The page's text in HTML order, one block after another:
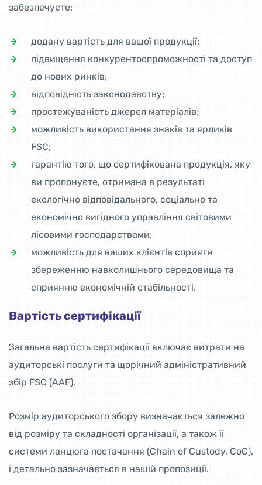
забезпечуєте:
додану вартість для вашої продукції;
підвищення конкурентоспроможності та доступ
до нових ринків;
відповідність законодавству;
простежуваність джерел матеріалів;
можливість використання знаків та ярликів
FSC;
гарантію того, що сертифікована продукція, яку
ви пропонуєте, отримана в результаті
екологічно відповідального, соціально та
економічно вигідного управління світовими
лісовими господарствами;
можливість для ваших клієнтів сприяти
збереженню навколишнього середовища та
сприянню економічній стабільності.
Вартість сертифікації
Загальна вартість сертифікації включає витрати на
аудиторські послуги та щорічний адміністративний
збір FSC (AAF).
Розмір аудиторського збору визначається залежно
від розміру та складності організації, а також її
системи ланцюга постачання (Chain of Custody, CoC),
і детально зазначається в нашій пропозиції.